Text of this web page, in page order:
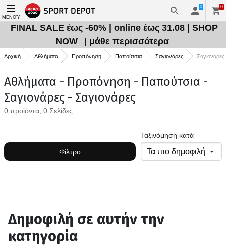
ΜΕΝΟΎ
0 0
FINAL SALE έως -60% | online έως 31.08 | SHOP
NOW
| μάθε περισσότερα
Αρχική Αθλήματα Προπόνηση Παπούτσια Σαγιονάρες Σαγιονάρες
Αθλήματα - Προπόνηση - Παπούτσια -
Σαγιονάρες - Σαγιονάρες
0 προϊόντα, 0 Σελίδες
Φίλτρο
Ταξινόμηση κατά
Δημοφιλή σε αυτήν την
κατηγορία